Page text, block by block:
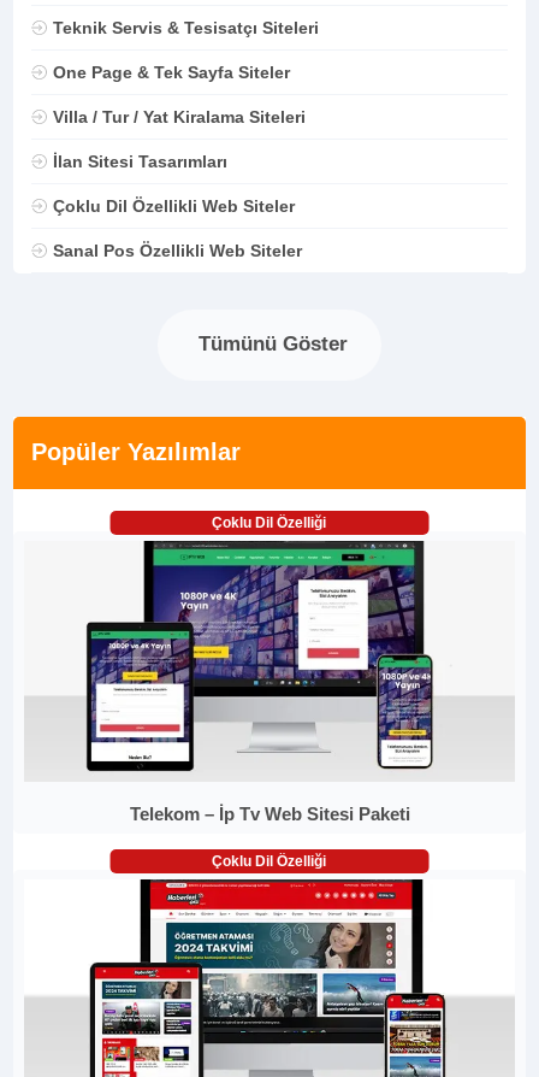
Teknik Servis & Tesisatçı Siteleri
One Page & Tek Sayfa Siteler
Villa / Tur / Yat Kiralama Siteleri
İlan Sitesi Tasarımları
Çoklu Dil Özellikli Web Siteler
Sanal Pos Özellikli Web Siteler
Tümünü Göster
Popüler Yazılımlar
Çoklu Dil Özelliği
Telekom – İp Tv Web Sitesi Paketi
Çoklu Dil Özelliği